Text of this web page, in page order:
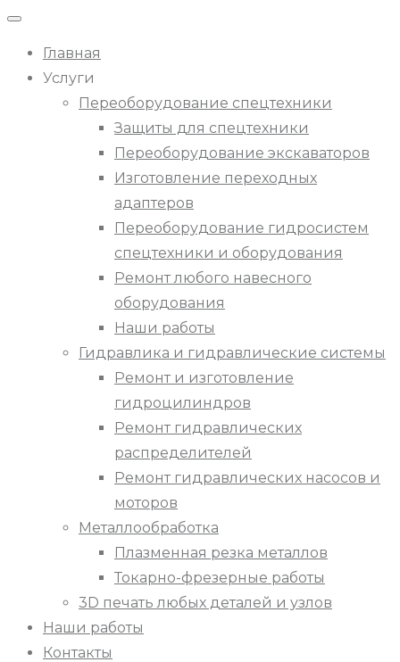
Главная
Услуги
Переоборудование спецтехники
Защиты для спецтехники
Переоборудование экскаваторов
Изготовление переходных
адаптеров
Переоборудование гидросистем
спецтехники и оборудования
Ремонт любого навесного
оборудования
Наши работы
Гидравлика и гидравлические системы
Ремонт и изготовление
гидроцилиндров
Ремонт гидравлических
распределителей
Ремонт гидравлических насосов и
моторов
Металлообработка
Плазменная резка металлов
Токарно-фрезерные работы
3D печать любых деталей и узлов
Наши работы
Контакты